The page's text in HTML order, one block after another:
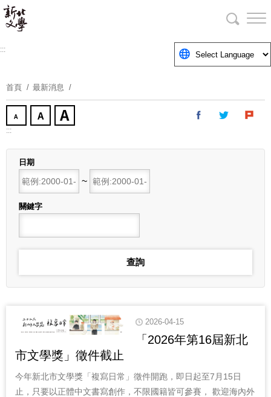
跳
到
要
塊
:::
首頁 最新消息
:::
日期
開始日期
~
結束日期
關鍵字
2026-04-15
「2026年第16屆新北
市文學獎」徵件截止
今年新北市文學獎「複寫日常」徵件開跑，即日起至7月15日
止，只要以正體中文書寫創作，不限國籍皆可參賽， 歡迎海內外